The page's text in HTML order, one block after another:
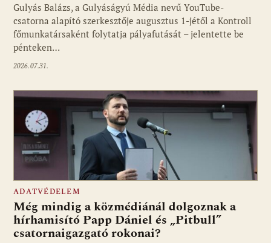
Gulyás Balázs, a Gulyáságyú Média nevű YouTube-
csatorna alapító szerkesztője augusztus 1-jétől a Kontroll
főmunkatársaként folytatja pályafutását – jelentette be
pénteken…
2026.07.31.
ADATVÉDELEM
Még mindig a közmédiánál dolgoznak a
hírhamisító Papp Dániel és „Pitbull”
csatornaigazgató rokonai?